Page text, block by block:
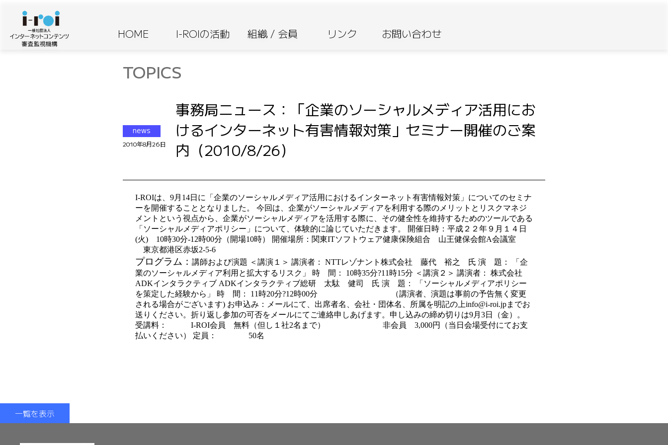
HOME I-ROIの活動 組織 / 会員 リンク お問い合わせ
TOPICS
news
2010年8月26日
事務局ニュース：「企業のソーシャルメディア活用にお
けるインターネット有害情報対策」セミナー開催のご案
内（2010/8/26）
I-ROIは、9月14日に「企業のソーシャルメディア活用におけるインターネット有害情報対策」についてのセミナ
ーを開催することとなりました。 今回は、企業がソーシャルメディアを利用する際のメリットとリスクマネジ
メントという視点から、企業がソーシャルメディアを活用する際に、その健全性を維持するためのツールである
「ソーシャルメディアポリシー」について、体験的に論じていただきます。
開催日時： 平成２２年９月１４日
(火) 10時30分-12時00分（開場10時）
開催場所： 関東ITソフトウェア健康保険組合 山王健保会館A会議室
東京都港区赤坂2-5-6
プログラム： 講師および演題 ＜講演１＞ 講演者： NTTレゾナント株式会社 藤代 裕之 氏 演 題：
「企
業のソーシャルメディア利用と拡大するリスク」
時 間： 10時35分?11時15分 ＜講演２＞ 講演者： 株式会社
ADKインタラクティブ ADKインタラクティブ総研 太駄 健司 氏 演 題：
「ソーシャルメディアポリシー
を策定した経験から」
時 間： 11時20分?12時00分 （講演者、演題は事前の予告無く変更
される場合がございます) お申込み：メールにて、出席者名、会社・団体名、所属を明記の上info@i-roi.jpまでお
送りください。折り返し参加の可否をメールにてご連絡申しあげます。申し込みの締め切りは9月3日（金）。
受講料：
I-ROI会員 無料（但し１社2名まで） 非会員 3,000円（当日会場受付にてお支
払いください） 定員： 50名
一覧を表示